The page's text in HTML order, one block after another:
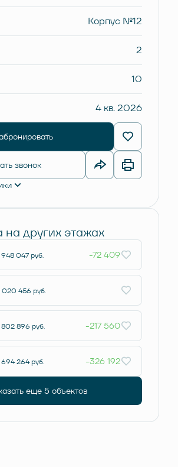
Корпус №12
2
10
4 кв. 2026
звонок
других этажах
948 047 руб. -72 409
020 456 руб.
802 896 руб. -217 560
694 264 руб. -326 192
еще 5 объектов